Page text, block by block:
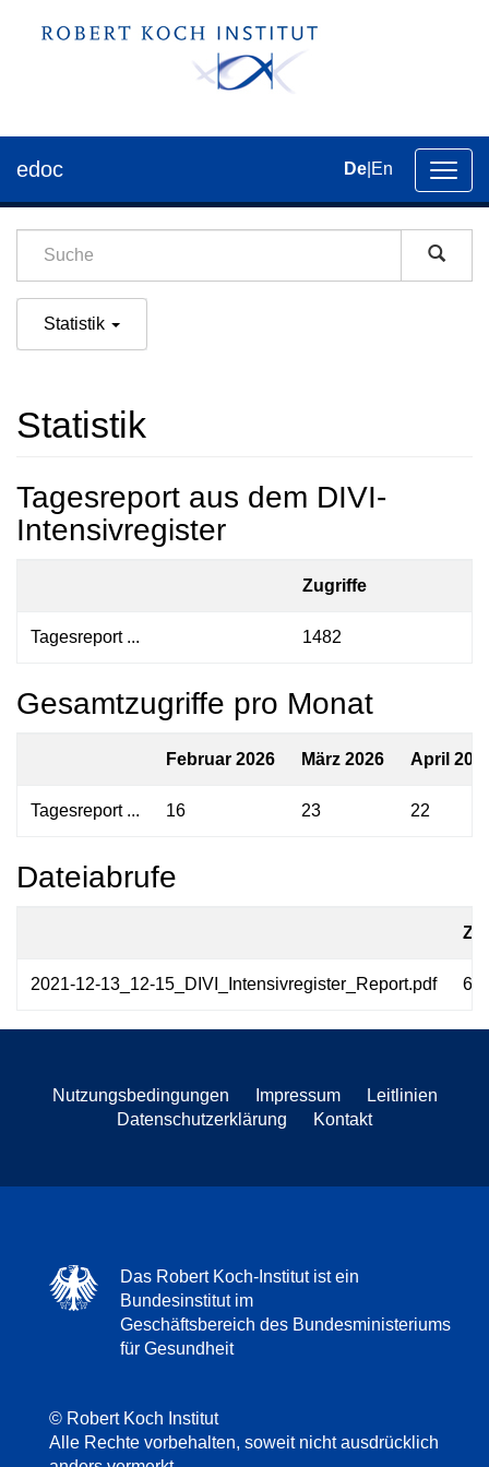
der
edoc De En
Statistik
Statistik
Tagesreport aus dem DIVI-
Intensivregister
Zugriffe
Tagesreport ... 1482
Gesamtzugriffe pro Monat
Februar 2026 März 2026 April
Tagesreport ... 16 23 22
Dateiabrufe
2021-12-13_12-15_DIVI_Intensivregister_Report.pdf
Nutzungsbedingungen Impressum
Leitlinien
Datenschutzerklärung
Kontakt
Das Robert Koch-Institut ist ein
Bundesinstitut im
Geschäftsbereich des Bundesministeriums
für Gesundheit
© Robert Koch Institut
Alle Rechte vorbehalten, soweit nicht ausdrücklich